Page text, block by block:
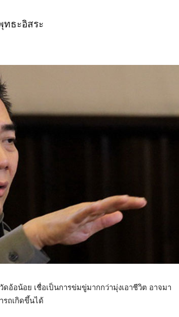
ทธะอิสระ
อ้อน้อย เชื่อเป็นการข่มขู่มากกว่ามุ่งเอาชีวิต อาจมา
รถเกิดขึ้นได้